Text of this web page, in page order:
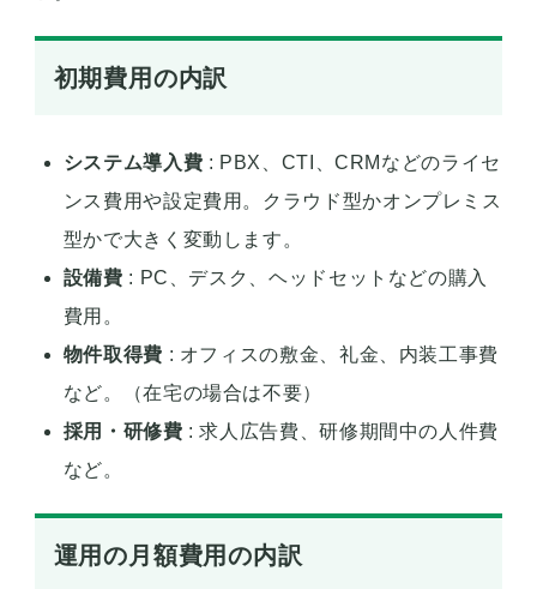
初期費用の内訳
システム導入費 : PBX、CTI、CRMなどのライセ
ンス費用や設定費用。クラウド型かオンプレミス
型かで大きく変動します。
設備費 : PC、デスク、ヘッドセットなどの購入
費用。
物件取得費 : オフィスの敷金、礼金、内装工事費
など。（在宅の場合は不要）
採用・研修費 : 求人広告費、研修期間中の人件費
など。
運用の月額費用の内訳